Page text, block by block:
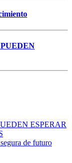
ESPERAR
de futuro